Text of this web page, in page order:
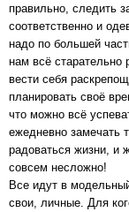
правильно, следить
соответственно и
надо по большей
нам всё старательно
вести себя
планировать своё
что можно всё
ежедневно замечать
радоваться жизни, и
совсем несложно!
Все идут в
свои, личные. Для